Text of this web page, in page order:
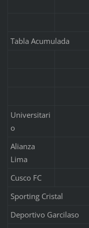
Tabla Acumulada
Universitari
o
Alianza
Lima
Cusco FC
Sporting Cristal
Deportivo Garcilaso